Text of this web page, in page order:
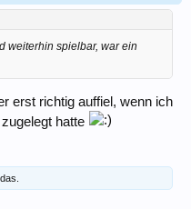
weiterhin spielbar, war ein
erst richtig auffiel, wenn ich
hatte